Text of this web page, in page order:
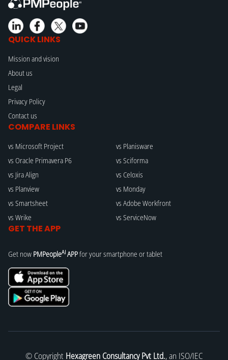
QUICK LINKS
Mission and vision
About us
Legal
Privacy Policy
Contact us
COMPARE LINKS
vs Microsoft Project
vs Oracle Primavera P6
vs Jira Align
vs Planview
vs Smartsheet
vs Wrike
vs Planisware
vs Sciforma
vs Celoxis
vs Monday
vs Adobe Workfront
vs ServiceNow
GET THE APP
Get now PMPeopleAI APPfor your smartphone or tablet
© Copyright Hexagreen Consultancy Pvt Ltd., an ISO/IEC